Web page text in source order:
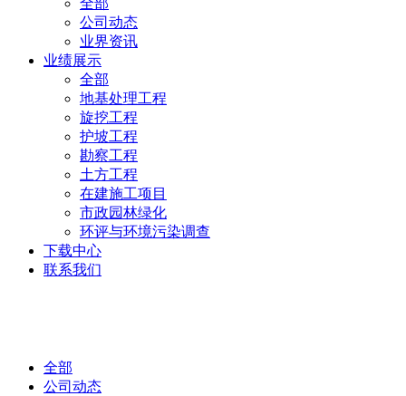
全部
公司动态
业界资讯
业绩展示
全部
地基处理工程
旋挖工程
护坡工程
勘察工程
土方工程
在建施工项目
市政园林绿化
环评与环境污染调查
下载中心
联系我们
全部
公司动态